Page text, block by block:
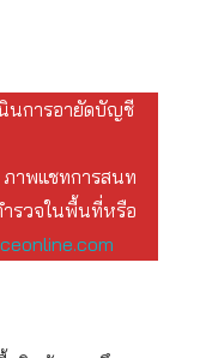
นินการอายัดบัญชี
ภาพแชทการสนท
ำรวจในพื้นที่หรือ